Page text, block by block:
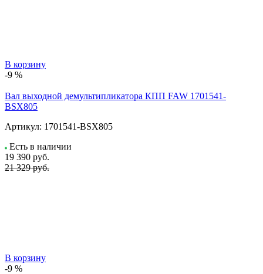
В корзину
-9 %
Вал выходной демультипликатора КПП FAW 1701541-
BSX805
Артикул: 1701541-BSX805
Есть в наличии
19 390 руб.
21 329 руб.
В корзину
-9 %